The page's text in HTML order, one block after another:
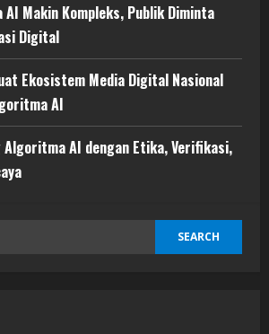
Makin Kompleks, Publik Diminta
Digital
Ekosistem Media Digital Nasional
AI
Algoritma AI dengan Etika, Verifikasi,